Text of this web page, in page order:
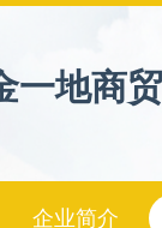
一地商
企业简介